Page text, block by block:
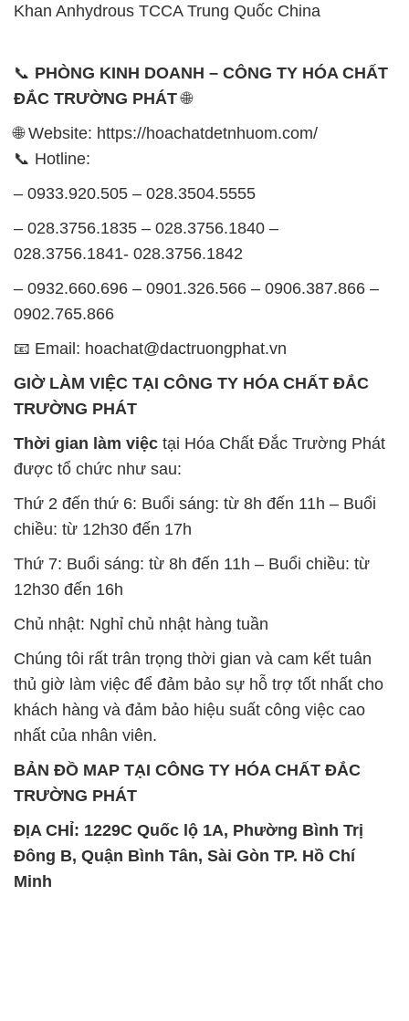
Khan Anhydrous TCCA Trung Quốc China
📞 PHÒNG KINH DOANH – CÔNG TY HÓA CHẤT
ĐẮC TRƯỜNG PHÁT🌐
🌐 Website: https://hoachatdetnhuom.com/
📞 Hotline:
– 0933.920.505 – 028.3504.5555
– 028.3756.1835 – 028.3756.1840 –
028.3756.1841- 028.3756.1842
– 0932.660.696 – 0901.326.566 – 0906.387.866 –
0902.765.866
📧 Email: hoachat@dactruongphat.vn
GIỜ LÀM VIỆC TẠI CÔNG TY HÓA CHẤT ĐẮC
TRƯỜNG PHÁT
Thời gian làm việc tại Hóa Chất Đắc Trường Phát
được tổ chức như sau:
Thứ 2 đến thứ 6: Buổi sáng: từ 8h đến 11h – Buổi
chiều: từ 12h30 đến 17h
Thứ 7: Buổi sáng: từ 8h đến 11h – Buổi chiều: từ
12h30 đến 16h
Chủ nhật: Nghỉ chủ nhật hàng tuần
Chúng tôi rất trân trọng thời gian và cam kết tuân
thủ giờ làm việc để đảm bảo sự hỗ trợ tốt nhất cho
khách hàng và đảm bảo hiệu suất công việc cao
nhất của nhân viên.
BẢN ĐỒ MAP TẠI CÔNG TY HÓA CHẤT ĐẮC
TRƯỜNG PHÁT
ĐỊA CHỈ: 1229C Quốc lộ 1A, Phường Bình Trị
Đông B, Quận Bình Tân, Sài Gòn TP. Hồ Chí
Minh